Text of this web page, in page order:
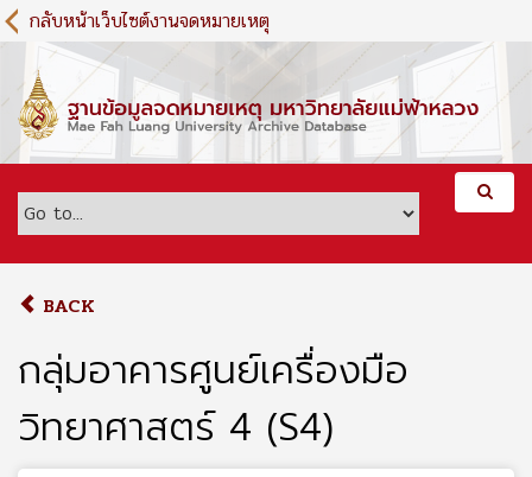
S
k
m
c
กลับหน้าเว็บไซต์งานจดหมายเหตุ
BACK
กลุ่มอาคารศูนย์เครื่องมือ
วิทยาศาสตร์ 4 (S4)